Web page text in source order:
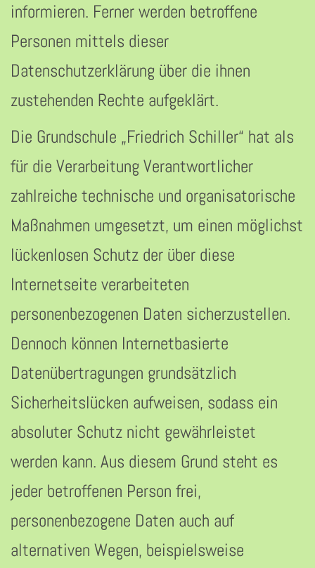
informieren. Ferner werden betroffene
Personen mittels dieser
Datenschutzerklärung über die ihnen
zustehenden Rechte aufgeklärt.
Die Grundschule „Friedrich Schiller“ hat als
für die Verarbeitung Verantwortlicher
zahlreiche technische und organisatorische
Maßnahmen umgesetzt, um einen möglichst
lückenlosen Schutz der über diese
Internetseite verarbeiteten
personenbezogenen Daten sicherzustellen.
Dennoch können Internetbasierte
Datenübertragungen grundsätzlich
Sicherheitslücken aufweisen, sodass ein
absoluter Schutz nicht gewährleistet
werden kann. Aus diesem Grund steht es
jeder betroffenen Person frei,
personenbezogene Daten auch auf
alternativen Wegen, beispielsweise